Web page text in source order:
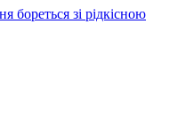
бореться зі рідкісною